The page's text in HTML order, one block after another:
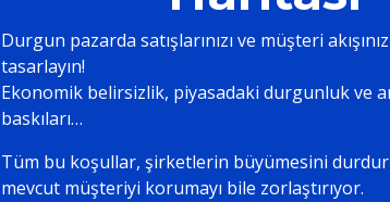
Durgun pazarda satışlarınızı ve müşteri
tasarlayın!
Ekonomik belirsizlik, piyasadaki durgunluk ve
baskıları…
Tüm bu koşullar, şirketlerin büyümesini
mevcut müşteriyi korumayı bile zorlaştırıyor.